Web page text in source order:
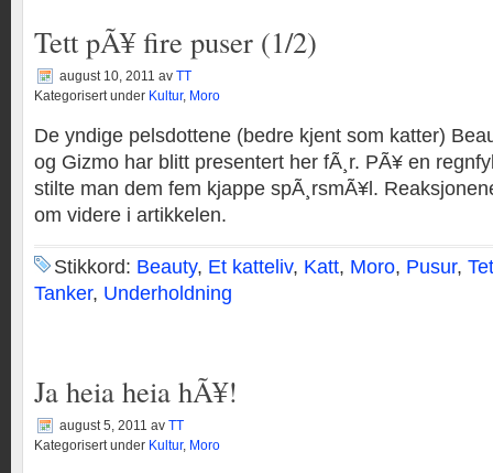
Tett pÃ¥ fire puser (1/2)
august 10, 2011 av TT
Kategorisert under Kultur, Moro
De yndige pelsdottene (bedre kjent som katter)
og Gizmo har blitt presentert her fÃ¸r. PÃ¥ en
stilte man dem fem kjappe spÃ¸rsmÃ¥l.
om videre i artikkelen.
Stikkord: Beauty, Et katteliv, Katt, Moro, Pusur,
Tanker, Underholdning
Ja heia heia hÃ¥!
august 5, 2011 av TT
Kategorisert under Kultur, Moro